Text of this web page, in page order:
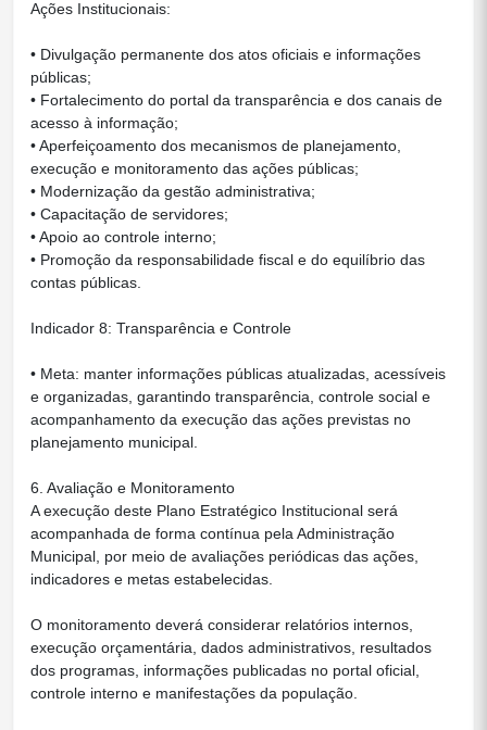
Ações Institucionais:
• Divulgação permanente dos atos oficiais e informações
públicas;
• Fortalecimento do portal da transparência e dos canais de
acesso à informação;
• Aperfeiçoamento dos mecanismos de planejamento,
execução e monitoramento das ações públicas;
• Modernização da gestão administrativa;
• Capacitação de servidores;
• Apoio ao controle interno;
• Promoção da responsabilidade fiscal e do equilíbrio das
contas públicas.
Indicador 8: Transparência e Controle
• Meta: manter informações públicas atualizadas, acessíveis
e organizadas, garantindo transparência, controle social e
acompanhamento da execução das ações previstas no
planejamento municipal.
6. Avaliação e Monitoramento
A execução deste Plano Estratégico Institucional será
acompanhada de forma contínua pela Administração
Municipal, por meio de avaliações periódicas das ações,
indicadores e metas estabelecidas.
O monitoramento deverá considerar relatórios internos,
execução orçamentária, dados administrativos, resultados
dos programas, informações publicadas no portal oficial,
controle interno e manifestações da população.